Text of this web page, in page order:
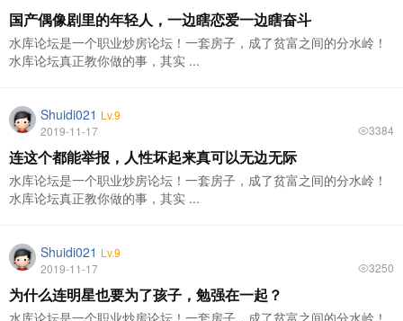
国产偶像剧里的年轻人，一边瞎恋爱一边瞎奋斗
水库论坛是一个职业炒房论坛！一套房子，成了贫富之间的分水岭！
水库论坛真正教你做的事，其实 ...
Shuidi021 Lv.9
2019-11-17
3384
连这个都能举报，人性坏起来真可以无边无际
水库论坛是一个职业炒房论坛！一套房子，成了贫富之间的分水岭！
水库论坛真正教你做的事，其实 ...
Shuidi021 Lv.9
2019-11-17
3250
为什么连明星也要为了孩子，勉强在一起？
水库论坛是一个职业炒房论坛！一套房子，成了贫富之间的分水岭！